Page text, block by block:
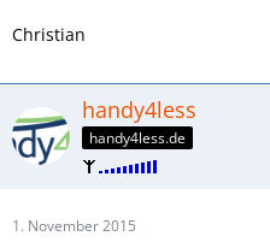
Christian
handy4less
handy4less.de
1. November 2015